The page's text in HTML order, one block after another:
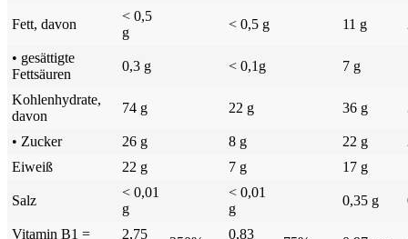
Fett, davon
< 0,5
g
< 0,5 g 11 g
• gesättigte
Fettsäuren
0,3 g < 0,1g 7 g
Kohlenhydrate,
davon
74 g 22 g 36 g
• Zucker 26 g 8 g 22 g
Eiweiß
22 g 7 g 17 g
Salz
< 0,01
g
< 0,01
g
0,35 g
Vitamin B1 =
2,75
0,83